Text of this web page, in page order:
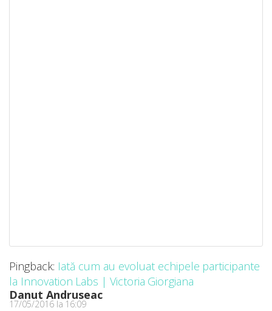
Pingback: Iată cum au evoluat echipele participante
la Innovation Labs | Victoria Giorgiana
Danut Andruseac
17/05/2016 la 16:09